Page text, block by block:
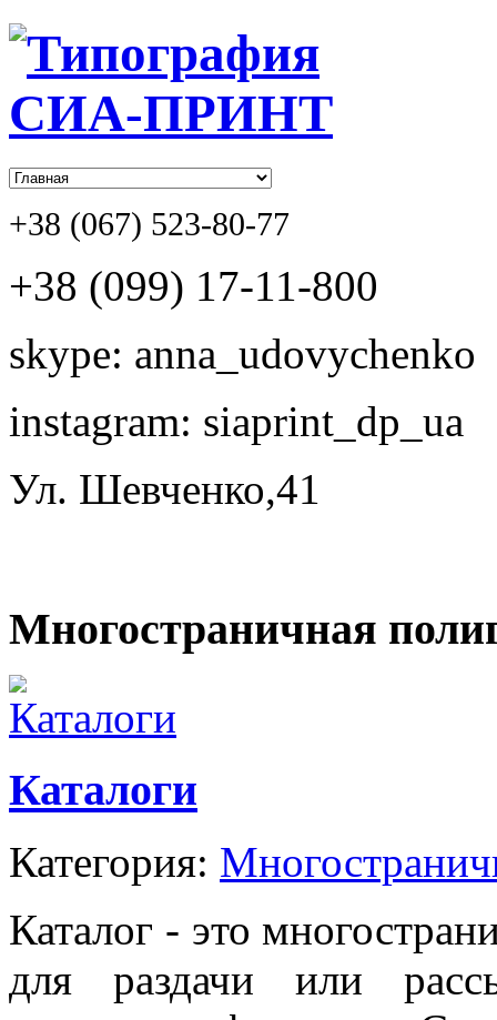
+38 (067) 523-80-77
+38 (099) 17-11-800
skype: anna_udovychenko
instagram: siaprint_dp_ua
Ул. Шевченко,41
Многостраничная
Каталоги
Категория:
Каталог - это
для раздачи или